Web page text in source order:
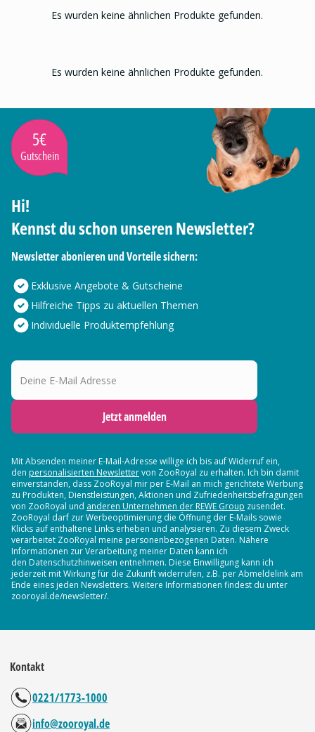
Es wurden keine ähnlichen Produkte gefunden.
Es wurden keine ähnlichen Produkte gefunden.
5€
Gutschein
Hi!
Kennst du schon unseren Newsletter?
Newsletter abonieren und Vorteile sichern:
Exklusive Angebote & Gutscheine
Hilfreiche Tipps zu aktuellen Themen
Individuelle Produktempfehlung
Deine E-Mail Adresse
Jetzt anmelden
Mit Absenden meiner E-Mail-Adresse willige ich bis auf Widerruf ein,
den personalisierten Newslettervon ZooRoyal zu erhalten. Ich bin damit
einverstanden, dass ZooRoyal mir per E-Mail an mich gerichtete Werbung
zu Produkten, Dienstleistungen, Aktionen und Zufriedenheitsbefragungen
von ZooRoyal und anderen Unternehmen der REWE Group zusendet.
ZooRoyal darf zur Werbeoptimierung die Öffnung der E-Mails sowie
Klicks auf enthaltene Links erheben und analysieren. Zu diesem Zweck
verarbeitet ZooRoyal meine personenbezogenen Daten. Nähere
Informationen zur Verarbeitung meiner Daten kann ich
den Datenschutzhinweisen entnehmen. Diese Einwilligung kann ich
jederzeit mit Wirkung für die Zukunft widerrufen, z.B. per Abmeldelink am
Ende eines jeden Newsletters. Weitere Informationen findest du unter
zooroyal.de/newsletter/.
Kontakt
0221/1773-1000
info@zooroyal.de